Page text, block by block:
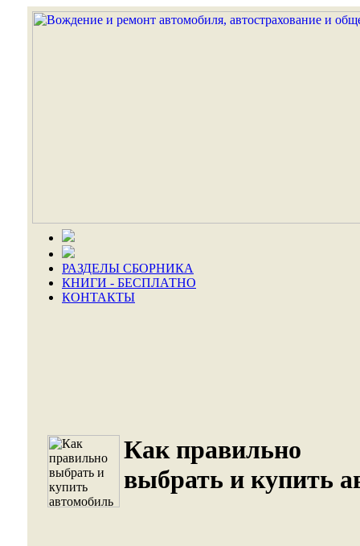
РАЗДЕЛЫ СБОРНИКА
КНИГИ - БЕСПЛАТНО
КОНТАКТЫ
Как правильно
выбрать и купить